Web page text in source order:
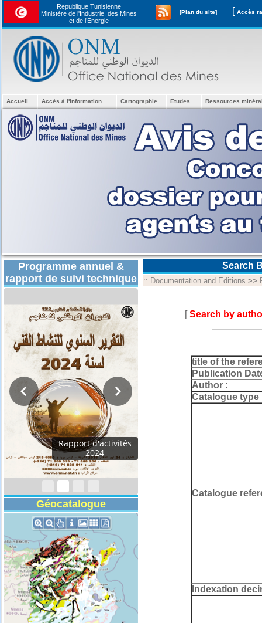
Republique Tunisienne
Ministère de l'Industrie, des Mines
et de l’Energie
[Plan du site] [
Accueil Accès à l'information Cartographie Etudes Ressources
Programme annuel &
rapport de suivi technique
Rapport d'activités
2024
Géocatalogue
Search
:: Documentation and Editions >>
[Search by
title of the
Publication
Author :
Catalogue type
Catalogue
Indexation